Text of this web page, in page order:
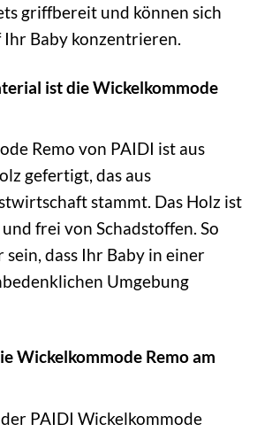
griffbereit und können sich
Baby konzentrieren.
ist die Wickelkommode
Remo von PAIDI ist aus
gefertigt, das aus
stammt. Das Holz ist
frei von Schadstoffen. So
sein, dass Ihr Baby in einer
Umgebung
Wickelkommode Remo am
PAIDI Wickelkommode